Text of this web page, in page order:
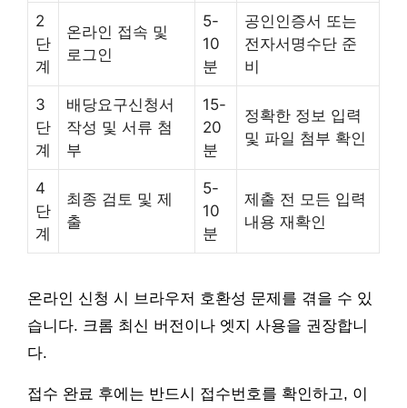
2
단
계
온라인 접속 및
로그인
5-
10
분
공인인증서 또는
전자서명수단 준
비
3
단
계
배당요구신청서
작성 및 서류 첨
부
15-
20
분
정확한 정보 입력
및 파일 첨부 확인
4
단
계
최종 검토 및 제
출
5-
10
분
제출 전 모든 입력
내용 재확인
온라인 신청 시 브라우저 호환성 문제를 겪을 수 있
습니다. 크롬 최신 버전이나 엣지 사용을 권장합니
다.
접수 완료 후에는 반드시 접수번호를 확인하고, 이